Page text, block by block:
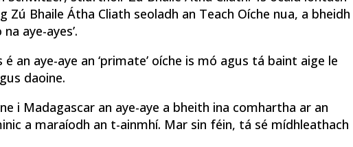
Zú Bhaile Átha Cliath seoladh an Teach Oíche nua, a bheidh
aye-ayes’.
é an aye-aye an ‘primate’ oíche is mó agus tá baint aige le
daoine.
i Madagascar an aye-aye a bheith ina comhartha ar an
a maraíodh an t-ainmhí. Mar sin féin, tá sé mídhleathach